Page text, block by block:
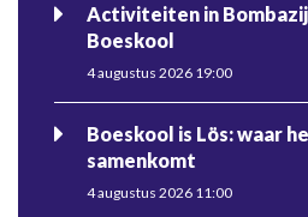
Activiteiten in
Boeskool
4 augustus 2026 19:00
Boeskool is Lös: waar
samenkomt
4 augustus 2026 11:00